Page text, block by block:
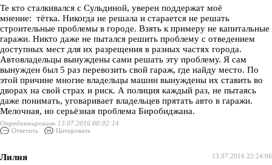
Те кто сталкивался с Сульдиной, уверен поддержат моё
мнение: тётка. Никогда не решала и старается не решать
строительные проблемы в городе. Взять к примеру не капитальные
гаражи. Никто даже не пытался решить проблему с отведением
доступных мест для их разрещения в разных частях города.
Автовладельцы вынуждены сами решать эту проблему. Я сам
вынужден был 5 раз перевозить свой гараж, где найду место. По
этой причине многие владельцы машин вынуждены их ставить во
дворах на свой страх и риск. А полиция каждый раз, не пытаясь
даже понимать, уговаривает владельцев прятать авто в гаражи.
Мелочная, но серьёзная проблема Биробиджана.
Отредактировано 13.07.2016 00:02:14
Ответить
Цитировать
13.07.2016 22:24:06
Лилия